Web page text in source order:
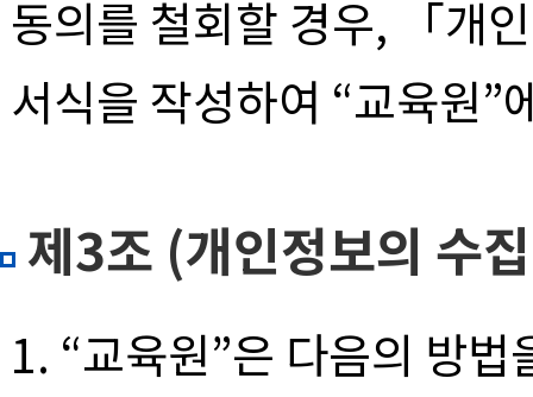
동의를 철회할 경우, 「개
서식을 작성하여 “교육원”
제3조 (개인정보의 수
1. “교육원”은 다음의 방